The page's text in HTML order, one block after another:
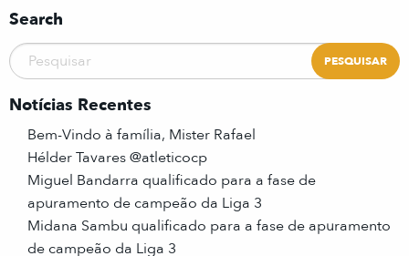
Search
Notícias Recentes
Bem-Vindo à família, Mister Rafael
Hélder Tavares @atleticocp
Miguel Bandarra qualificado para a fase de
apuramento de campeão da Liga 3
Midana Sambu qualificado para a fase de apuramento
de campeão da Liga 3